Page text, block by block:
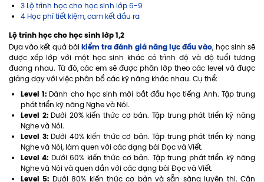
3 Lộ trình học cho học sinh lớp 6-9
4 Học phí tiết kiệm, cam kết đầu ra
Lộ trình học cho học sinh lớp 1,2
Dựa vào kết quả bàikiểm tra đánh giá năng lực đầu vào, học sinh sẽ
được xếp lớp với một học sinh khác có trình độ và độ tuổi tương
đương nhau. Từ đó, các em sẽ được phân lớp theo các level và được
giảng dạy với việc phân bổ các kỹ năng khác nhau. Cụ thể:
Level 1: Dành cho học sinh mới bắt đầu học tiếng Anh. Tập trung
phát triển kỹ năng Nghe và Nói.
Level 2: Dưới 20% kiến thức cơ bản. Tập trung phát triển kỹ năng
Nghe và Nói.
Level 3:Dưới 40% kiến thức cơ bản. Tập trung phát triển kỹ năng
Nghe và Nói, làm quen với các dạng bài Đọc và Viết.
Level 4: Dưới 60% kiến thức cơ bản. Tập trung phát triển kỹ năng
Nghe và Nói và quen dần với các dạng bài Đọc và Viết.
Level 5: Dưới 80% kiến thức cơ bản và sẵn sàng luyện thi. Cân